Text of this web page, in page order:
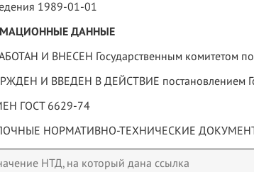
1989-01-01
ДАННЫЕ
И ВНЕСЕН Государственным комитетом по
И ВВЕДЕН В ДЕЙСТВИЕ постановлением
ГОСТ 6629-74
НОРМАТИВНО-ТЕХНИЧЕСКИЕ
НТД, на который дана ссылка